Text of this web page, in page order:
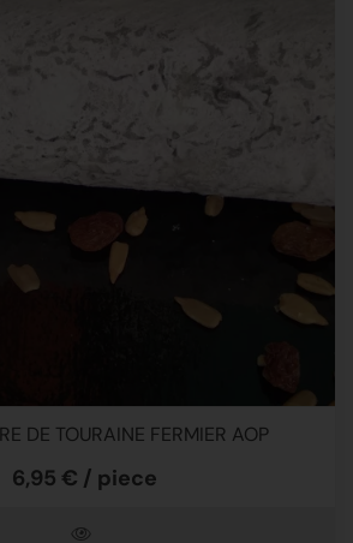
DE TOURAINE FERMIER AOP
6,95 € / piece